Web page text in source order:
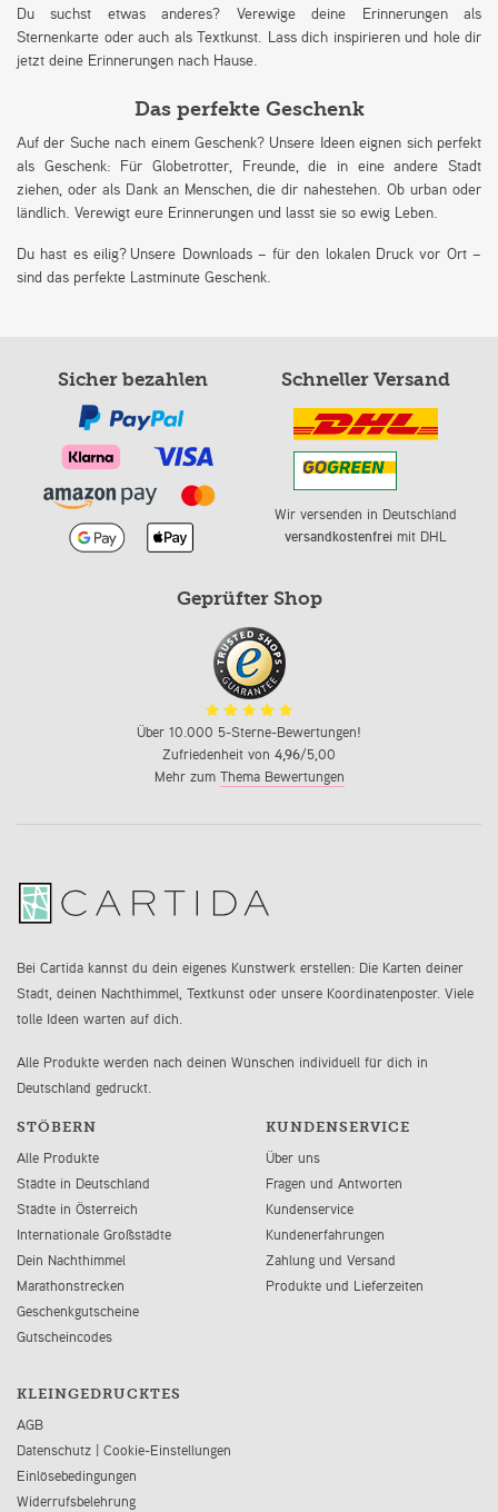
Du suchst etwas anderes? Verewige deine Erinnerungen als
Sternenkarte oder auch als Textkunst. Lass dich inspirieren und hole dir
jetzt deine Erinnerungen nach Hause.
Das perfekte Geschenk
Auf der Suche nach einem Geschenk? Unsere Ideen eignen sich perfekt
als Geschenk: Für Globetrotter, Freunde, die in eine andere Stadt
ziehen, oder als Dank an Menschen, die dir nahestehen. Ob urban oder
ländlich. Verewigt eure Erinnerungen und lasst sie so ewig Leben.
Du hast es eilig? Unsere Downloads – für den lokalen Druck vor Ort –
sind das perfekte Lastminute Geschenk.
Sicher bezahlen Schneller Versand
Wir versenden in Deutschland
versandkostenfreimit DHL
Geprüfter Shop
Über 10.000 5-Sterne-Bewertungen!
Zufriedenheit von 4,96/5,00
Mehr zum Thema Bewertungen
Bei Cartida kannst du dein eigenes Kunstwerk erstellen: Die Karten deiner
Stadt, deinen Nachthimmel, Textkunst oder unsere Koordinatenposter. Viele
tolle Ideen warten auf dich.
Alle Produkte werden nach deinen Wünschen individuell für dich in
Deutschland gedruckt.
STÖBERN
Alle Produkte
Städte in Deutschland
Städte in Österreich
Internationale Großstädte
Dein Nachthimmel
Marathonstrecken
Geschenkgutscheine
Gutscheincodes
KUNDENSERVICE
Über uns
Fragen und Antworten
Kundenservice
Kundenerfahrungen
Zahlung und Versand
Produkte und Lieferzeiten
KLEINGEDRUCKTES
AGB
Datenschutz | Cookie-Einstellungen
Einlösebedingungen
Widerrufsbelehrung